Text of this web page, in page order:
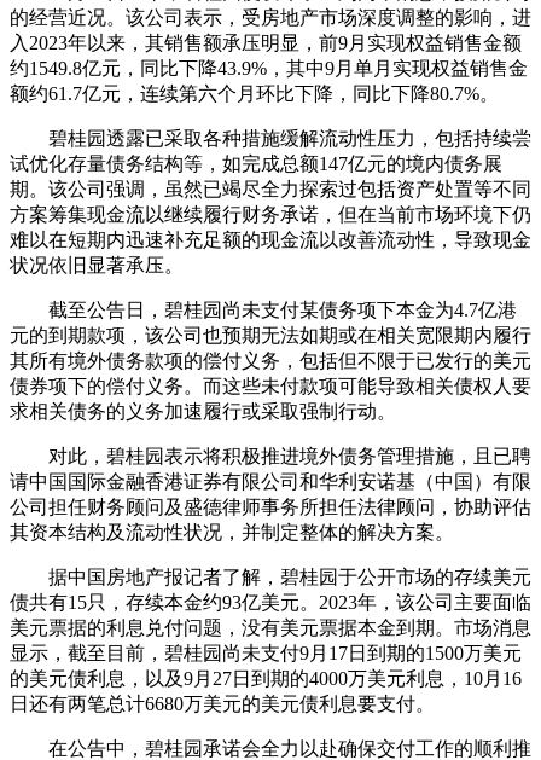
的经营近况。该公司表示，受房地产市场深度调整的影响，进
入2023年以来，其销售额承压明显，前9月实现权益销售金额
约1549.8亿元，同比下降43.9%，其中9月单月实现权益销售金
额约61.7亿元，连续第六个月环比下降，同比下降80.7%。
碧桂园透露已采取各种措施缓解流动性压力，包括持续尝
试优化存量债务结构等，如完成总额147亿元的境内债务展
期。该公司强调，虽然已竭尽全力探索过包括资产处置等不同
方案筹集现金流以继续履行财务承诺，但在当前市场环境下仍
难以在短期内迅速补充足额的现金流以改善流动性，导致现金
状况依旧显著承压。
截至公告日，碧桂园尚未支付某债务项下本金为4.7亿港
元的到期款项，该公司也预期无法如期或在相关宽限期内履行
其所有境外债务款项的偿付义务，包括但不限于已发行的美元
债券项下的偿付义务。而这些未付款项可能导致相关债权人要
求相关债务的义务加速履行或采取强制行动。
对此，碧桂园表示将积极推进境外债务管理措施，且已聘
请中国国际金融香港证券有限公司和华利安诺基（中国）有限
公司担任财务顾问及盛德律师事务所担任法律顾问，协助评估
其资本结构及流动性状况，并制定整体的解决方案。
据中国房地产报记者了解，碧桂园于公开市场的存续美元
债共有15只，存续本金约93亿美元。2023年，该公司主要面临
美元票据的利息兑付问题，没有美元票据本金到期。市场消息
显示，截至目前，碧桂园尚未支付9月17日到期的1500万美元
的美元债利息，以及9月27日到期的4000万美元利息，10月16
日还有两笔总计6680万美元的美元债利息要支付。
在公告中，碧桂园承诺会全力以赴确保交付工作的顺利推